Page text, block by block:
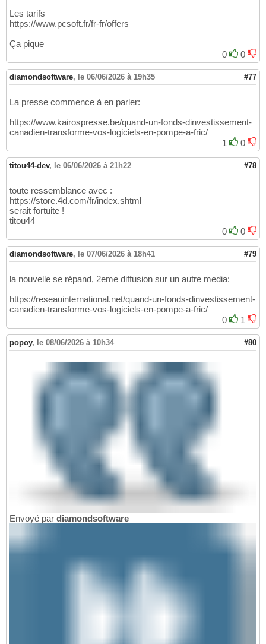
Les tarifs
https://www.pcsoft.fr/fr-fr/offers
Ça pique
0
0
diamondsoftware, le 06/06/2026 à 19h35 #77
La presse commence à en parler:
https://www.kairospresse.be/quand-un-fonds-dinvestissement-
canadien-transforme-vos-logiciels-en-pompe-a-fric/
1
0
titou44-dev, le 06/06/2026 à 21h22 #78
toute ressemblance avec :
https://store.4d.com/fr/index.shtml
serait fortuite !
titou44
0
0
diamondsoftware, le 07/06/2026 à 18h41 #79
la nouvelle se répand, 2eme diffusion sur un autre media:
https://reseauinternational.net/quand-un-fonds-dinvestissement-
canadien-transforme-vos-logiciels-en-pompe-a-fric/
0
1
popoy, le 08/06/2026 à 10h34 #80
Envoyé par diamondsoftware